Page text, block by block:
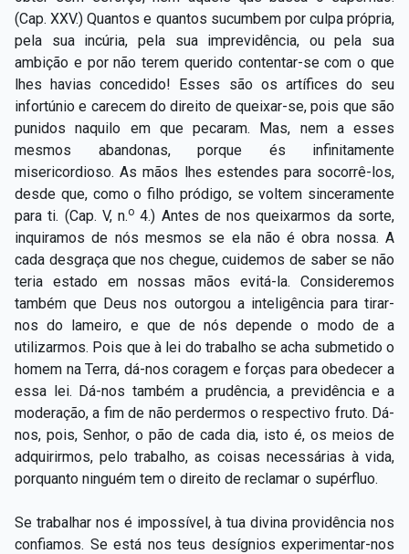
(Cap. XXV.) Quantos e quantos sucumbem por culpa própria,
pela sua incúria, pela sua imprevidência, ou pela sua
ambição e por não terem querido contentar-se com o que
lhes havias concedido! Esses são os artífices do seu
infortúnio e carecem do direito de queixar-se, pois que são
punidos naquilo em que pecaram. Mas, nem a esses
mesmos abandonas, porque és infinitamente
misericordioso. As mãos lhes estendes para socorrê-los,
desde que, como o filho pródigo, se voltem sinceramente
para ti. (Cap. V, n.o 4.) Antes de nos queixarmos da sorte,
inquiramos de nós mesmos se ela não é obra nossa. A
cada desgraça que nos chegue, cuidemos de saber se não
teria estado em nossas mãos evitá-la. Consideremos
também que Deus nos outorgou a inteligência para tirar-
nos do lameiro, e que de nós depende o modo de a
utilizarmos. Pois que à lei do trabalho se acha submetido o
homem na Terra, dá-nos coragem e forças para obedecer a
essa lei. Dá-nos também a prudência, a previdência e a
moderação, a fim de não perdermos o respectivo fruto. Dá-
nos, pois, Senhor, o pão de cada dia, isto é, os meios de
adquirirmos, pelo trabalho, as coisas necessárias à vida,
porquanto ninguém tem o direito de reclamar o supérfluo.
Se trabalhar nos é impossível, à tua divina providência nos
confiamos. Se está nos teus desígnios experimentar-nos